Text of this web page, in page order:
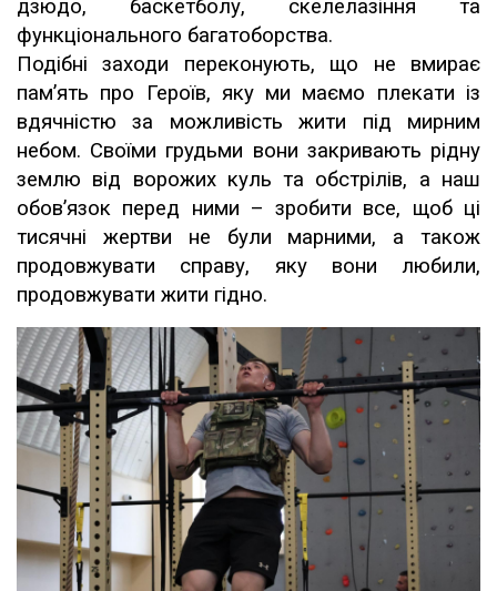
дзюдо, баскетболу, скелелазіння та
функціонального багатоборства.
Подібні заходи переконують, що не вмирає
пам’ять про Героїв, яку ми маємо плекати із
вдячністю за можливість жити під мирним
небом. Своїми грудьми вони закривають рідну
землю від ворожих куль та обстрілів, а наш
обов’язок перед ними – зробити все, щоб ці
тисячні жертви не були марними, а також
продовжувати справу, яку вони любили,
продовжувати жити гідно.